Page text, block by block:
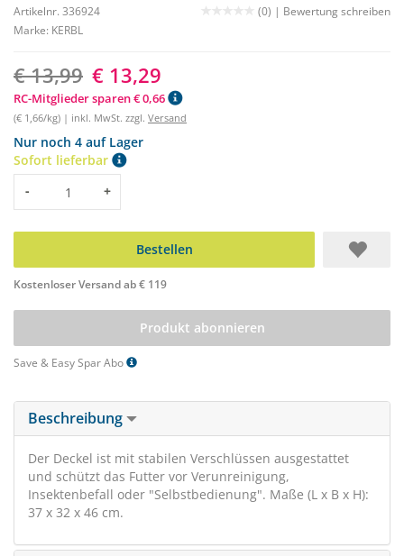
Artikelnr. 336924 (0) | Bewertung schreiben
Marke: KERBL
€ 13,99 € 13,29
RC-Mitglieder sparen € 0,66
(€ 1,66/kg) | inkl. MwSt. zzgl. Versand
Nur noch 4 auf Lager
Sofort lieferbar
Menge
- +
Bestellen
Kostenloser Versand ab € 119
Produkt abonnieren
Save & Easy Spar Abo
Beschreibung
Der Deckel ist mit stabilen Verschlüssen ausgestattet
und schützt das Futter vor Verunreinigung,
Insektenbefall oder "Selbstbedienung". Maße (L x B x H):
37 x 32 x 46 cm.